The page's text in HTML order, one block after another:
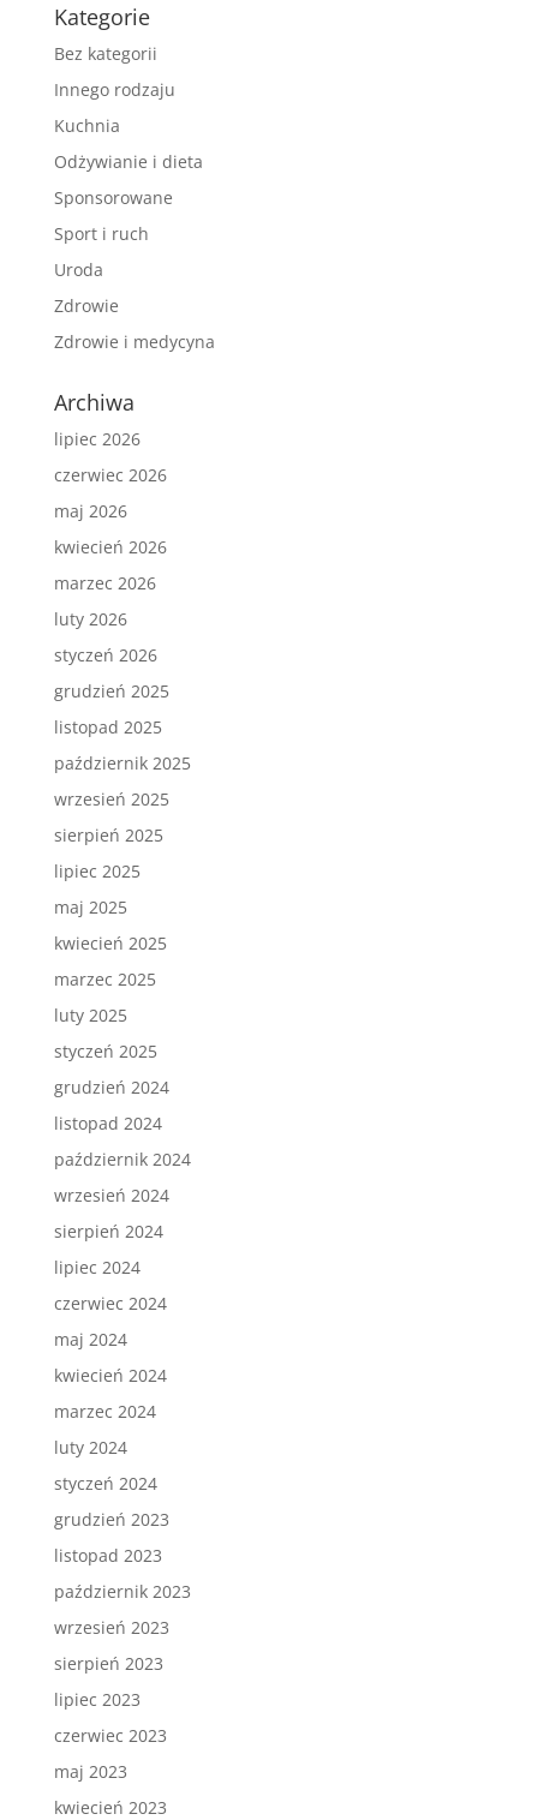
Kategorie
Bez kategorii
Innego rodzaju
Kuchnia
Odżywianie i dieta
Sponsorowane
Sport i ruch
Uroda
Zdrowie
Zdrowie i medycyna
Archiwa
lipiec 2026
czerwiec 2026
maj 2026
kwiecień 2026
marzec 2026
luty 2026
styczeń 2026
grudzień 2025
listopad 2025
październik 2025
wrzesień 2025
sierpień 2025
lipiec 2025
maj 2025
kwiecień 2025
marzec 2025
luty 2025
styczeń 2025
grudzień 2024
listopad 2024
październik 2024
wrzesień 2024
sierpień 2024
lipiec 2024
czerwiec 2024
maj 2024
kwiecień 2024
marzec 2024
luty 2024
styczeń 2024
grudzień 2023
listopad 2023
październik 2023
wrzesień 2023
sierpień 2023
lipiec 2023
czerwiec 2023
maj 2023
kwiecień 2023